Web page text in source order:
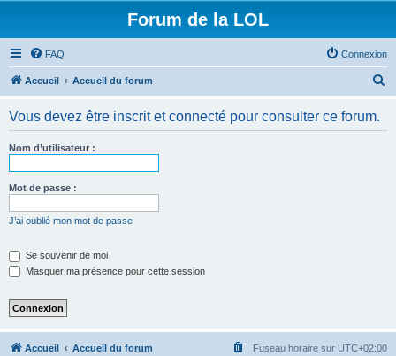
Forum de la LOL
FAQ Connexion
Accueil Accueil du forum
Vous devez être inscrit et connecté pour consulter ce forum.
Nom d’utilisateur :
Mot de passe :
J’ai oublié mon mot de passe
Se souvenir de moi
Masquer ma présence pour cette session
Accueil Accueil du forum Fuseau horaire sur UTC+02:00